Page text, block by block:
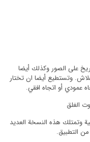
على الصور وكذلك أيضا
وتستطيع أيضا ان تختار
عمودي أو اتجاه افقي.
الغلق
وتمتلك هذه النسخة العديد
التطبيق.